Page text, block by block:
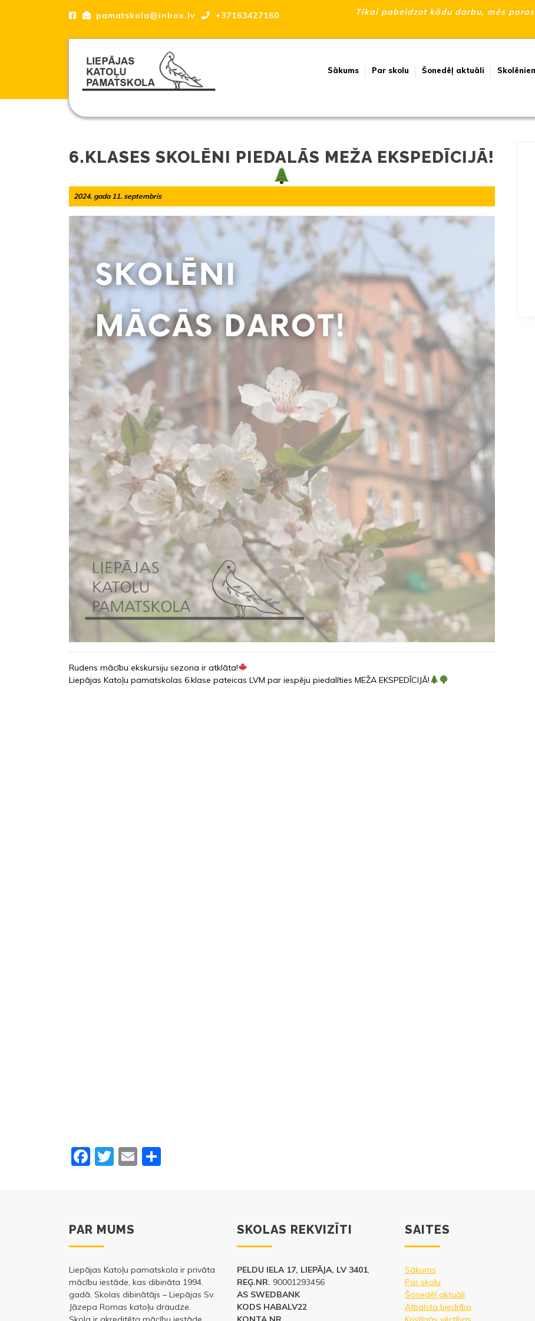
pamatskola@inbox.lv +37163427160
Tikai pabeidzot kādu darbu, mēs
Sākums Par skolu Šonedēļ aktuāli
6.KLASES SKOLĒNI PIEDALĀS MEŽA EKSPEDĪCIJĀ!
2024. gada 11. septembris2024.
gada
11.
septembris
Rudens mācību ekskursiju sezona ir atklāta!
Liepājas Katoļu pamatskolas 6.klase pateicas LVM par iespēju piedalīties MEŽA EKSPEDĪCIJĀ!
F
b
o
o
k
T
E
PAR MUMS
Liepājas Katoļu pamatskola ir privāta
mācību iestāde, kas dibināta 1994.
gadā. Skolas dibinātājs – Liepājas Sv.
Jāzepa Romas katoļu draudze.
SKOLAS REKVIZĪTI
PELDU IELA 17, LIEPĀJA, LV 3401,
REĢ.NR. 90001293456
AS SWEDBANK
KODS HABALV22
SAITES
Sākums
Par skolu
Šonedēļ aktuāli
Atbalsta biedrība